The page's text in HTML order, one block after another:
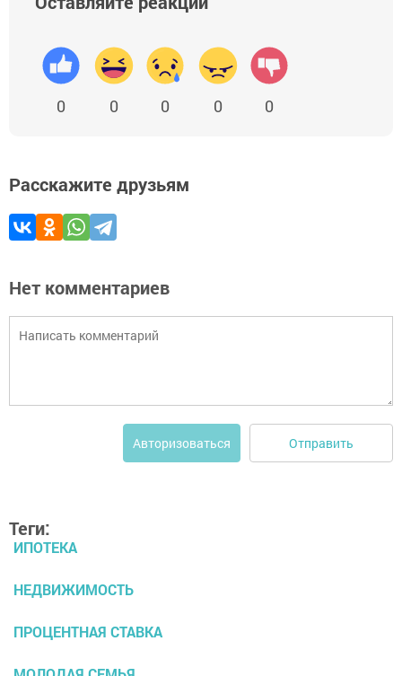
0 0 0 0 0
Расскажите друзьям
Нет комментариев
Авторизоваться Отправить
Теги:
ИПОТЕКА
НЕДВИЖИМОСТЬ
ПРОЦЕНТНАЯ СТАВКА